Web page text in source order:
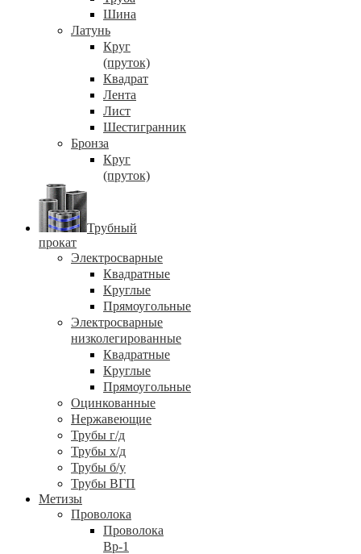
Шина
Латунь
Круг
(пруток)
Квадрат
Лента
Лист
Шестигранник
Бронза
Круг
(пруток)
Трубный
прокат
Электросварные
Квадратные
Круглые
Прямоугольные
Электросварные
низколегированные
Квадратные
Круглые
Прямоугольные
Оцинкованные
Нержавеющие
Трубы г/д
Трубы х/д
Трубы б/у
Трубы ВГП
Метизы
Проволока
Проволока
Вр-1